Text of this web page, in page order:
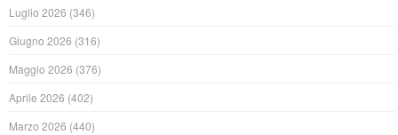
Luglio 2026 (346)
Giugno 2026 (316)
Maggio 2026 (376)
Aprile 2026 (402)
Marzo 2026 (440)